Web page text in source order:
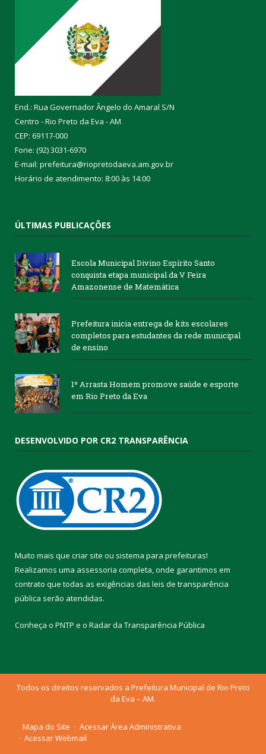
End.: Rua Governador Ângelo do Amaral S/N
Centro - Rio Preto da Eva - AM
CEP: 69117-000
Fone: (92) 3031-6970
E-mail: prefeitura@riopretodaeva.am.gov.br
Horário de atendimento: 8:00 às 14:00
ÚLTIMAS PUBLICAÇÕES
Escola Municipal Divino Espírito Santo
conquista etapa municipal da V Feira
Amazonense de Matemática
Prefeitura inicia entrega de kits escolares
completos para estudantes da rede municipal
de ensino
1º Arrasta Homem promove saúde e esporte
em Rio Preto da Eva
DESENVOLVIDO POR CR2 TRANSPARÊNCIA
Muito mais que criar site ou sistema para prefeituras!
Realizamos uma assessoria completa, onde garantimos em
contrato que todas as exigências das leis de transparência
pública serão atendidas.
Conheça o PNTP e o Radar da Transparência Pública
Todos os direitos reservados a Prefeitura Municipal de Rio Preto
da Eva – AM.
Mapa do Site
Acessar Área Administrativa
Acessar Webmail